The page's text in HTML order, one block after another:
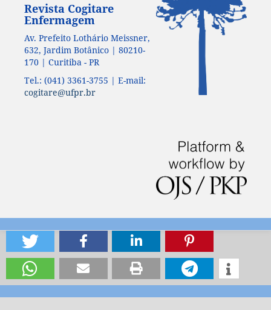
Revista Cogitare
Enfermagem
Av. Prefeito Lothário Meissner,
632, Jardim Botânico | 80210-
170 | Curitiba - PR
Tel.: (041) 3361-3755 | E-mail:
cogitare@ufpr.br